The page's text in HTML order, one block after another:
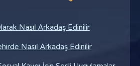
Nasıl Arkadaş Edinilir
Nasıl Arkadaş Edinilir